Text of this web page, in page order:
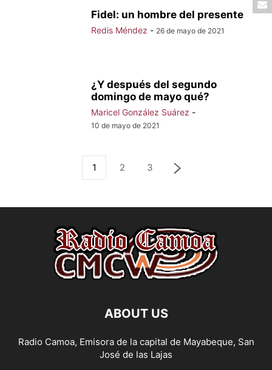
Fidel: un hombre del presente
Redis Méndez - 26 de mayo de 2021
¿Y después del segundo
domingo de mayo qué?
Maricel González Suárez -
10 de mayo de 2021
1 2 3
ABOUT US
Radio Camoa, Emisora de la capital de Mayabeque, San
José de las Lajas